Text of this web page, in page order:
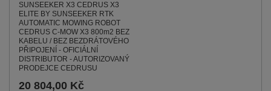
SUNSEEKER X3 CEDRUS X3
ELITE BY SUNSEEKER RTK
AUTOMATIC MOWING ROBOT
CEDRUS C-MOW X3 800m2 BEZ
KABELU / BEZ BEZDRÁTOVÉHO
PŘIPOJENÍ - OFICIÁLNÍ
DISTRIBUTOR - AUTORIZOVANÝ
PRODEJCE CEDRUSU
20 804,00 Kč